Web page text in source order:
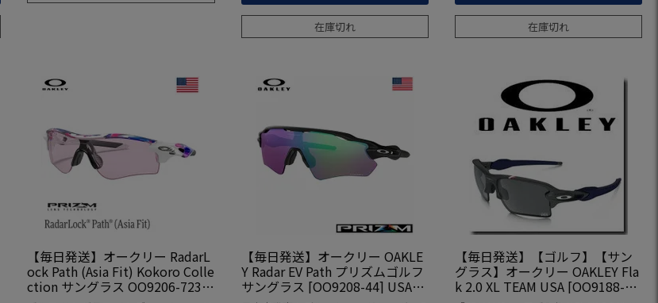
在庫切れ 在庫切れ
【毎日発送】オークリー RadarL
ock Path (Asia Fit) Kokoro Colle
ction サングラス OO9206-7238
【毎日発送】オークリー OAKLE
Y Radar EV Path プリズムゴルフ
サングラス [OO9208-44] USA直
【毎日発送】【ゴルフ】【サン
グラス】オークリー OAKLEY Fla
k 2.0 XL TEAM USA [OO9188-1